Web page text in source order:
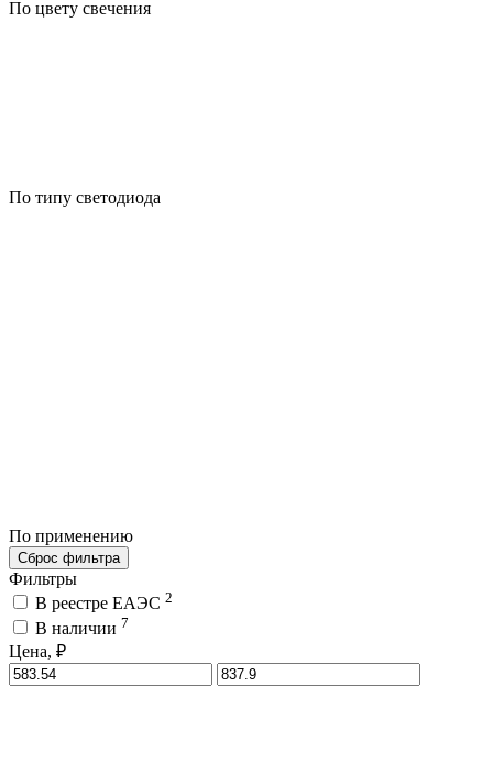
По цвету свечения
По типу светодиода
По применению
Сброс фильтра
Фильтры
В реестре ЕАЭС 2
В наличии 7
Цена, ₽